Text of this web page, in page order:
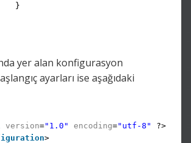
}
yer alan konfigurasyon
ayarları ise aşağıdaki
version="1.0" encoding="utf-8"
?>
>